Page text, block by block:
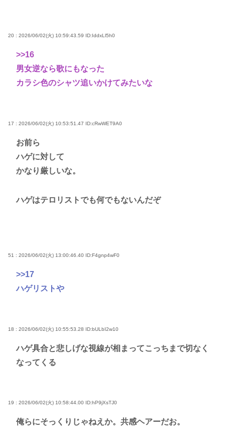
20 : 2026/06/02(火) 10:59:43.59 ID:IddxLl5h0
>>16
男女逆なら歌にもなった
カラシ色のシャツ追いかけてみたいな
17 : 2026/06/02(火) 10:53:51.47 ID:cRwWET9A0
お前ら
ハゲに対して
かなり厳しいな。
ハゲはテロリストでも何でもないんだぞ
51 : 2026/06/02(火) 13:00:46.40 ID:F4gnp4wF0
>>17
ハゲリストや
18 : 2026/06/02(火) 10:55:53.28 ID:bULbI2w10
ハゲ具合と悲しげな視線が相まってこっちまで切なく
なってくる
19 : 2026/06/02(火) 10:58:44.00 ID:hP9jXsTJ0
俺らにそっくりじゃねえか。共感ヘアーだお。